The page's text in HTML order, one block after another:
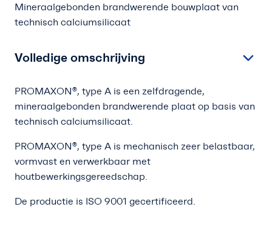
Mineraalgebonden brandwerende bouwplaat van
technisch calciumsilicaat
Volledige omschrijving
PROMAXON®, type A is een zelfdragende,
mineraalgebonden brandwerende plaat op basis van
technisch calciumsilicaat.
PROMAXON®, type A is mechanisch zeer belastbaar,
vormvast en verwerkbaar met
houtbewerkingsgereedschap.
De productie is ISO 9001 gecertificeerd.